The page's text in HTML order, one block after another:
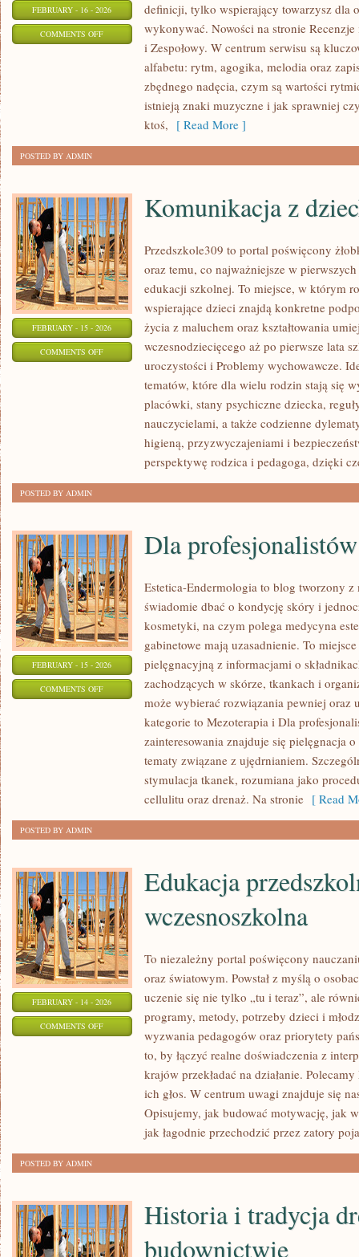
FEBRUARY - 16 - 2026
COMMENTS OFFON
definicji, tylko wspierający towarzysz dla
wykonywać. Nowości na stronie
i Zespołowy. W centrum serwisu są
alfabetu: rytm, agogika, melodia oraz
zbędnego nadęcia, czym są wartości
istnieją znaki muzyczne i jak sprawniej
ktoś, [ Read More ]
POSTED BY ADMIN
FEBRUARY - 15 - 2026
COMMENTS OFFON
KOMUNIKACJA
DZIECKIEM
Komunikacja z
Przedszkole309 to portal poświęcony
oraz temu, co najważniejsze w
edukacji szkolnej. To miejsce, w którym
wspierające dzieci znajdą konkretne
życia z maluchem oraz kształtowania
wczesnodziecięcego aż po pierwsze lata
uroczystości i Problemy wychowawcze.
tematów, które dla wielu rodzin stają się
placówki, stany psychiczne dziecka,
nauczycielami, a także codzienne
higieną, przyzwyczajeniami i
perspektywę rodzica i pedagoga, dzięki
POSTED BY ADMIN
FEBRUARY - 15 - 2026
COMMENTS OFFON
PROFESJONALISTÓW
Dla profesjonalistów
Estetica-Endermologia to blog tworzony
świadomie dbać o kondycję skóry i
kosmetyki, na czym polega medycyna
gabinetowe mają uzasadnienie. To
pielęgnacyjną z informacjami o
zachodzących w skórze, tkankach i
może wybierać rozwiązania pewniej oraz
kategorie to Mezoterapia i Dla
zainteresowania znajduje się pielęgnacja
tematy związane z ujędrnianiem.
stymulacja tkanek, rozumiana jako
cellulitu oraz drenaż. Na stronie [ Read
POSTED BY ADMIN
FEBRUARY - 14 - 2026
COMMENTS OFFON
Edukacja
wczesnoszkolna
To niezależny portal poświęcony
oraz światowym. Powstał z myślą o
uczenie się nie tylko „tu i teraz”, ale
programy, metody, potrzeby dzieci i
wyzwania pedagogów oraz priorytety
to, by łączyć realne doświadczenia z
krajów przekładać na działanie.
ich głos. W centrum uwagi znajduje się
Opisujemy, jak budować motywację, jak
jak łagodnie przechodzić przez zatory
POSTED BY ADMIN
Historia i tradycja
budownictwie